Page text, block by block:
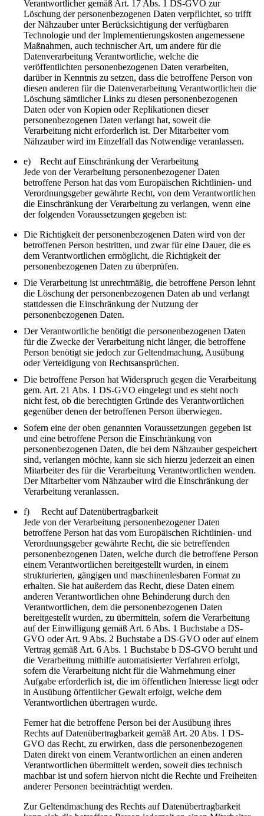
Verantwortlicher gemäß Art. 17 Abs. 1 DS-GVO zur
Löschung der personenbezogenen Daten verpflichtet, so trifft
der Nähzauber unter Berücksichtigung der verfügbaren
Technologie und der Implementierungskosten angemessene
Maßnahmen, auch technischer Art, um andere für die
Datenverarbeitung Verantwortliche, welche die
veröffentlichten personenbezogenen Daten verarbeiten,
darüber in Kenntnis zu setzen, dass die betroffene Person von
diesen anderen für die Datenverarbeitung Verantwortlichen die
Löschung sämtlicher Links zu diesen personenbezogenen
Daten oder von Kopien oder Replikationen dieser
personenbezogenen Daten verlangt hat, soweit die
Verarbeitung nicht erforderlich ist. Der Mitarbeiter vom
Nähzauber wird im Einzelfall das Notwendige veranlassen.
e) Recht auf Einschränkung der Verarbeitung
Jede von der Verarbeitung personenbezogener Daten
betroffene Person hat das vom Europäischen Richtlinien- und
Verordnungsgeber gewährte Recht, von dem Verantwortlichen
die Einschränkung der Verarbeitung zu verlangen, wenn eine
der folgenden Voraussetzungen gegeben ist:
Die Richtigkeit der personenbezogenen Daten wird von der
betroffenen Person bestritten, und zwar für eine Dauer, die es
dem Verantwortlichen ermöglicht, die Richtigkeit der
personenbezogenen Daten zu überprüfen.
Die Verarbeitung ist unrechtmäßig, die betroffene Person lehnt
die Löschung der personenbezogenen Daten ab und verlangt
stattdessen die Einschränkung der Nutzung der
personenbezogenen Daten.
Der Verantwortliche benötigt die personenbezogenen Daten
für die Zwecke der Verarbeitung nicht länger, die betroffene
Person benötigt sie jedoch zur Geltendmachung, Ausübung
oder Verteidigung von Rechtsansprüchen.
Die betroffene Person hat Widerspruch gegen die Verarbeitung
gem. Art. 21 Abs. 1 DS-GVO eingelegt und es steht noch
nicht fest, ob die berechtigten Gründe des Verantwortlichen
gegenüber denen der betroffenen Person überwiegen.
Sofern eine der oben genannten Voraussetzungen gegeben ist
und eine betroffene Person die Einschränkung von
personenbezogenen Daten, die bei dem Nähzauber gespeichert
sind, verlangen möchte, kann sie sich hierzu jederzeit an einen
Mitarbeiter des für die Verarbeitung Verantwortlichen wenden.
Der Mitarbeiter vom Nähzauber wird die Einschränkung der
Verarbeitung veranlassen.
f) Recht auf Datenübertragbarkeit
Jede von der Verarbeitung personenbezogener Daten
betroffene Person hat das vom Europäischen Richtlinien- und
Verordnungsgeber gewährte Recht, die sie betreffenden
personenbezogenen Daten, welche durch die betroffene Person
einem Verantwortlichen bereitgestellt wurden, in einem
strukturierten, gängigen und maschinenlesbaren Format zu
erhalten. Sie hat außerdem das Recht, diese Daten einem
anderen Verantwortlichen ohne Behinderung durch den
Verantwortlichen, dem die personenbezogenen Daten
bereitgestellt wurden, zu übermitteln, sofern die Verarbeitung
auf der Einwilligung gemäß Art. 6 Abs. 1 Buchstabe a DS-
GVO oder Art. 9 Abs. 2 Buchstabe a DS-GVO oder auf einem
Vertrag gemäß Art. 6 Abs. 1 Buchstabe b DS-GVO beruht und
die Verarbeitung mithilfe automatisierter Verfahren erfolgt,
sofern die Verarbeitung nicht für die Wahrnehmung einer
Aufgabe erforderlich ist, die im öffentlichen Interesse liegt oder
in Ausübung öffentlicher Gewalt erfolgt, welche dem
Verantwortlichen übertragen wurde.
Ferner hat die betroffene Person bei der Ausübung ihres
Rechts auf Datenübertragbarkeit gemäß Art. 20 Abs. 1 DS-
GVO das Recht, zu erwirken, dass die personenbezogenen
Daten direkt von einem Verantwortlichen an einen anderen
Verantwortlichen übermittelt werden, soweit dies technisch
machbar ist und sofern hiervon nicht die Rechte und Freiheiten
anderer Personen beeinträchtigt werden.
Zur Geltendmachung des Rechts auf Datenübertragbarkeit